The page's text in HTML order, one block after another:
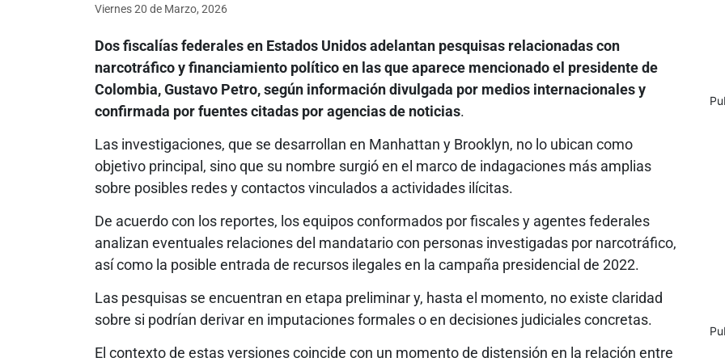
Viernes 20 de Marzo, 2026
Dos fiscalías federales en Estados Unidos adelantan pesquisas relacionadas con
narcotráfico y financiamiento político en las que aparece mencionado el presidente de
Colombia, Gustavo Petro, según información divulgada por medios internacionales y
confirmada por fuentes citadas por agencias de noticias.
Las investigaciones, que se desarrollan en Manhattan y Brooklyn, no lo ubican como
objetivo principal, sino que su nombre surgió en el marco de indagaciones más amplias
sobre posibles redes y contactos vinculados a actividades ilícitas.
De acuerdo con los reportes, los equipos conformados por fiscales y agentes federales
analizan eventuales relaciones del mandatario con personas investigadas por narcotráfico,
así como la posible entrada de recursos ilegales en la campaña presidencial de 2022.
Las pesquisas se encuentran en etapa preliminar y, hasta el momento, no existe claridad
sobre si podrían derivar en imputaciones formales o en decisiones judiciales concretas.
El contexto de estas versiones coincide con un momento de distensión en la relación entre